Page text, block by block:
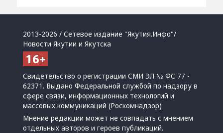
2013-2026 / Сетевое издание "Якутия.Инфо"/
Новости Якутии и Якутска
Свидетельство о регистрации СМИ ЭЛ № ФС 77 -
62371. Выдано Федеральной службой по надзору в
сфере связи, информационных технологий и
массовых коммуникаций (Роскомнадзор)
Мнение редакции может не совпадать с мнением
отдельных авторов и героев публикаций.